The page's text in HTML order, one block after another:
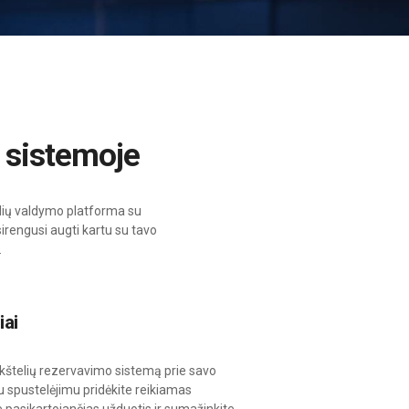
sistemoje
valdymo platforma su
augti kartu su tavo
rezervavimo sistemą prie savo
spustelėjimu pridėkite reikiamas